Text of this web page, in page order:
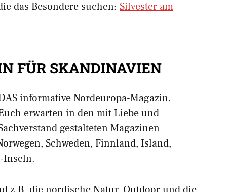
das Besondere suchen: Silvester am
FÜR SKANDINAVIEN
informative Nordeuropa-Magazin.
erwarten in den mit Liebe und
gestalteten Magazinen
Schweden, Finnland, Island,
Inseln.